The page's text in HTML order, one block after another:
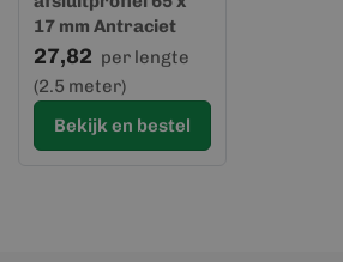
17 mm Antraciet
RAL 7015
27,82 per lengte
(2.5 meter)
Bekijk en bestel